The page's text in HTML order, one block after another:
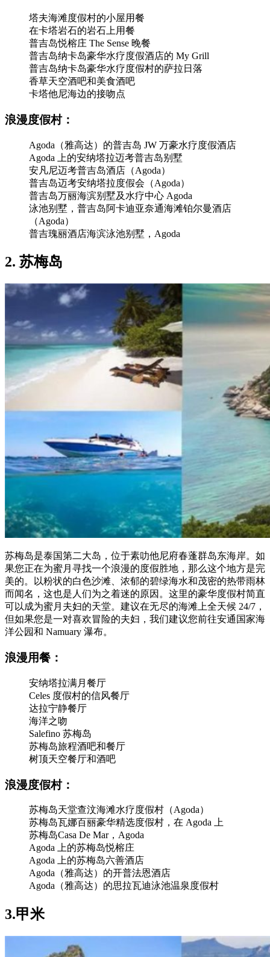
塔夫海滩度假村的小屋用餐
在卡塔岩石的岩石上用餐
普吉岛悦榕庄 The Sense 晚餐
普吉岛纳卡岛豪华水疗度假酒店的 My Grill
普吉岛纳卡岛豪华水疗度假村的萨拉日落
香草天空酒吧和美食酒吧
卡塔他尼海边的接吻点
浪漫度假村：
Agoda（雅高达）的普吉岛 JW 万豪水疗度假酒店
Agoda 上的安纳塔拉迈考普吉岛别墅
安凡尼迈考普吉岛酒店（Agoda）
普吉岛迈考安纳塔拉度假会（Agoda）
普吉岛万丽海滨别墅及水疗中心 Agoda
泳池别墅，普吉岛阿卡迪亚奈通海滩铂尔曼酒店
（Agoda）
普吉瑰丽酒店海滨泳池别墅，Agoda
2. 苏梅岛
苏梅岛是泰国第二大岛，位于素叻他尼府春蓬群岛东海岸。如
果您正在为蜜月寻找一个浪漫的度假胜地，那么这个地方是完
美的。以粉状的白色沙滩、浓郁的碧绿海水和茂密的热带雨林
而闻名，这也是人们为之着迷的原因。这里的豪华度假村简直
可以成为蜜月夫妇的天堂。建议在无尽的海滩上全天候 24/7，
但如果您是一对喜欢冒险的夫妇，我们建议您前往安通国家海
洋公园和 Namuary 瀑布。
浪漫用餐：
安纳塔拉满月餐厅
Celes 度假村的信风餐厅
达拉宁静餐厅
海洋之吻
Salefino 苏梅岛
苏梅岛旅程酒吧和餐厅
树顶天空餐厅和酒吧
浪漫度假村：
苏梅岛天堂查汶海滩水疗度假村（Agoda）
苏梅岛瓦娜百丽豪华精选度假村，在 Agoda 上
苏梅岛Casa De Mar，Agoda
Agoda 上的苏梅岛悦榕庄
Agoda 上的苏梅岛六善酒店
Agoda（雅高达）的开普法恩酒店
Agoda（雅高达）的思拉瓦迪泳池温泉度假村
3.甲米